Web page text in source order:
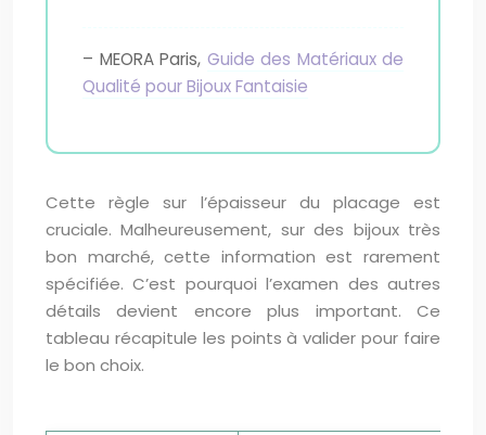
– MEORA Paris, Guide des Matériaux de
Qualité pour Bijoux Fantaisie
Cette règle sur l’épaisseur du placage est
cruciale. Malheureusement, sur des bijoux très
bon marché, cette information est rarement
spécifiée. C’est pourquoi l’examen des autres
détails devient encore plus important. Ce
tableau récapitule les points à valider pour faire
le bon choix.